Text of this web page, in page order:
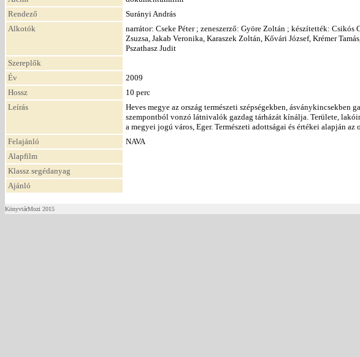
Rendező
Surányi András
Alkotók
narrátor: Cseke Péter ; zeneszerző: Györe Zoltán ; készítették:
Zsuzsa, Jakab Veronika, Karaszek Zoltán, Kővári József, Krémer
Pszathasz Judit
Szereplők
Év
2009
Hossz
10 perc
Leírás
Heves megye az ország természeti szépségekben,
szempontból vonzó látnivalók gazdag tárházát kínálja. Területe,
a megyei jogú város, Eger. Természeti adottságai és értékei alapján
Felajánló
NAVA
Alapfilm
Klassz segédanyag
Ajánló
KönyvtárMozi 2015